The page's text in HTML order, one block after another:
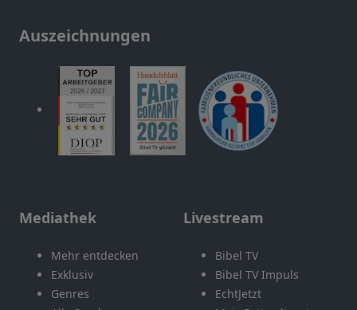
Auszeichnungen
Mediathek
Mehr entdecken
Exklusiv
Genres
Livestream
Bibel TV
Bibel TV Impuls
EchtJetzt